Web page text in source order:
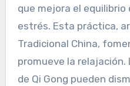
que mejora el equilibrio
estrés. Esta práctica,
Tradicional China,
promueve la relajación.
de Qi Gong pueden